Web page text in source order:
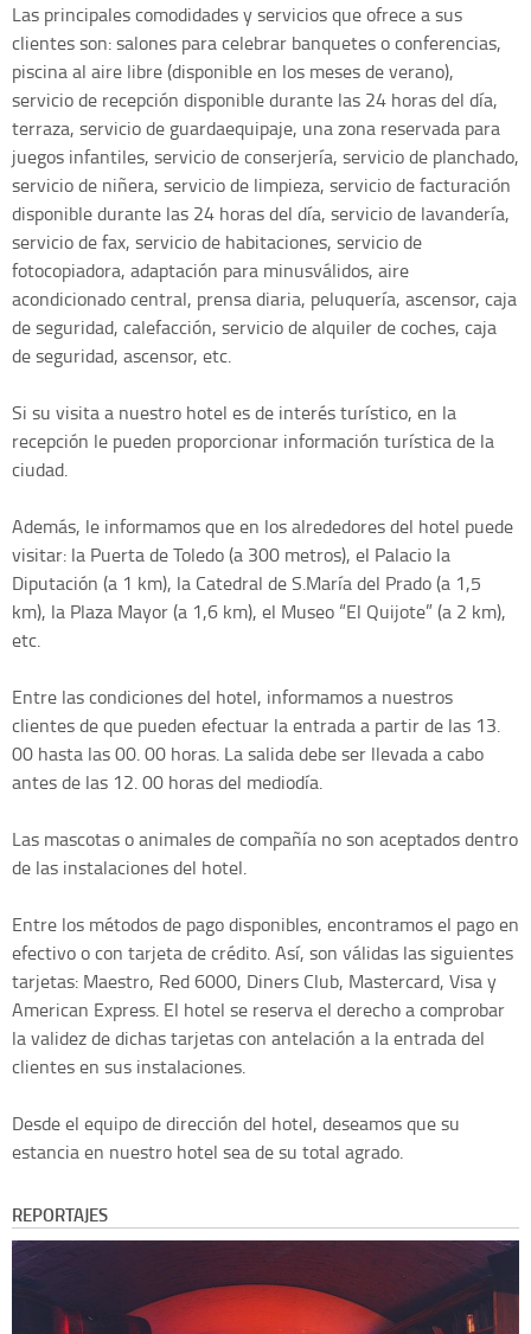
Las principales comodidades y servicios que ofrece a sus
clientes son: salones para celebrar banquetes o conferencias,
piscina al aire libre (disponible en los meses de verano),
servicio de recepción disponible durante las 24 horas del día,
terraza, servicio de guardaequipaje, una zona reservada para
juegos infantiles, servicio de conserjería, servicio de planchado,
servicio de niñera, servicio de limpieza, servicio de facturación
disponible durante las 24 horas del día, servicio de lavandería,
servicio de fax, servicio de habitaciones, servicio de
fotocopiadora, adaptación para minusválidos, aire
acondicionado central, prensa diaria, peluquería, ascensor, caja
de seguridad, calefacción, servicio de alquiler de coches, caja
de seguridad, ascensor, etc.
Si su visita a nuestro hotel es de interés turístico, en la
recepción le pueden proporcionar información turística de la
ciudad.
Además, le informamos que en los alrededores del hotel puede
visitar: la Puerta de Toledo (a 300 metros), el Palacio la
Diputación (a 1 km), la Catedral de S.María del Prado (a 1,5
km), la Plaza Mayor (a 1,6 km), el Museo “El Quijote” (a 2 km),
etc.
Entre las condiciones del hotel, informamos a nuestros
clientes de que pueden efectuar la entrada a partir de las 13.
00 hasta las 00. 00 horas. La salida debe ser llevada a cabo
antes de las 12. 00 horas del mediodía.
Las mascotas o animales de compañía no son aceptados dentro
de las instalaciones del hotel.
Entre los métodos de pago disponibles, encontramos el pago en
efectivo o con tarjeta de crédito. Así, son válidas las siguientes
tarjetas: Maestro, Red 6000, Diners Club, Mastercard, Visa y
American Express. El hotel se reserva el derecho a comprobar
la validez de dichas tarjetas con antelación a la entrada del
clientes en sus instalaciones.
Desde el equipo de dirección del hotel, deseamos que su
estancia en nuestro hotel sea de su total agrado.
REPORTAJES